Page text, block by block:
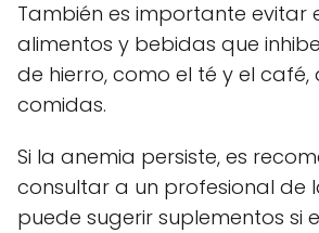
También es importante evitar
alimentos y bebidas que
de hierro, como el té y el café,
comidas.
Si la anemia persiste, es
consultar a un profesional de
puede sugerir suplementos si